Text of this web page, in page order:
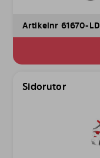
Artikelnr 61670-LD
Sidorutor